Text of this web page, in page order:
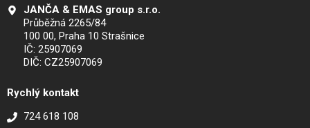
JANČA & EMAS group s.r.o.
Průběžná 2265/84
100 00, Praha 10 Strašnice
IČ: 25907069
DIČ: CZ25907069
Rychlý kontakt
724 618 108